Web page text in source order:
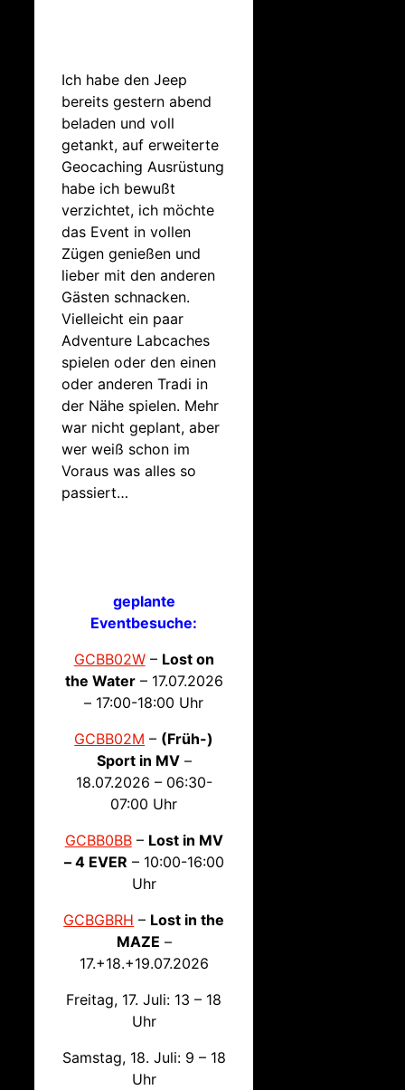
Ich habe den Jeep
bereits gestern abend
beladen und voll
getankt, auf erweiterte
Geocaching Ausrüstung
habe ich bewußt
verzichtet, ich möchte
das Event in vollen
Zügen genießen und
lieber mit den anderen
Gästen schnacken.
Vielleicht ein paar
Adventure Labcaches
spielen oder den einen
oder anderen Tradi in
der Nähe spielen. Mehr
war nicht geplant, aber
wer weiß schon im
Voraus was alles so
passiert…
geplante
Eventbesuche:
GCBB02W– Lost on
the Water– 17.07.2026
– 17:00-18:00 Uhr
GCBB02M – (Früh-)
Sport in MV–
18.07.2026 – 06:30-
07:00 Uhr
GCBB0BB– Lost in MV
– 4 EVER – 10:00-16:00
Uhr
GCBGBRH – Lost in the
MAZE –
17.+18.+19.07.2026
Freitag, 17. Juli: 13 – 18
Uhr
Samstag, 18. Juli: 9 – 18
Uhr